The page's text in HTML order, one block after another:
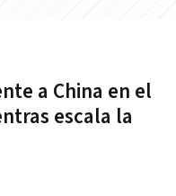
a China en el
escala la